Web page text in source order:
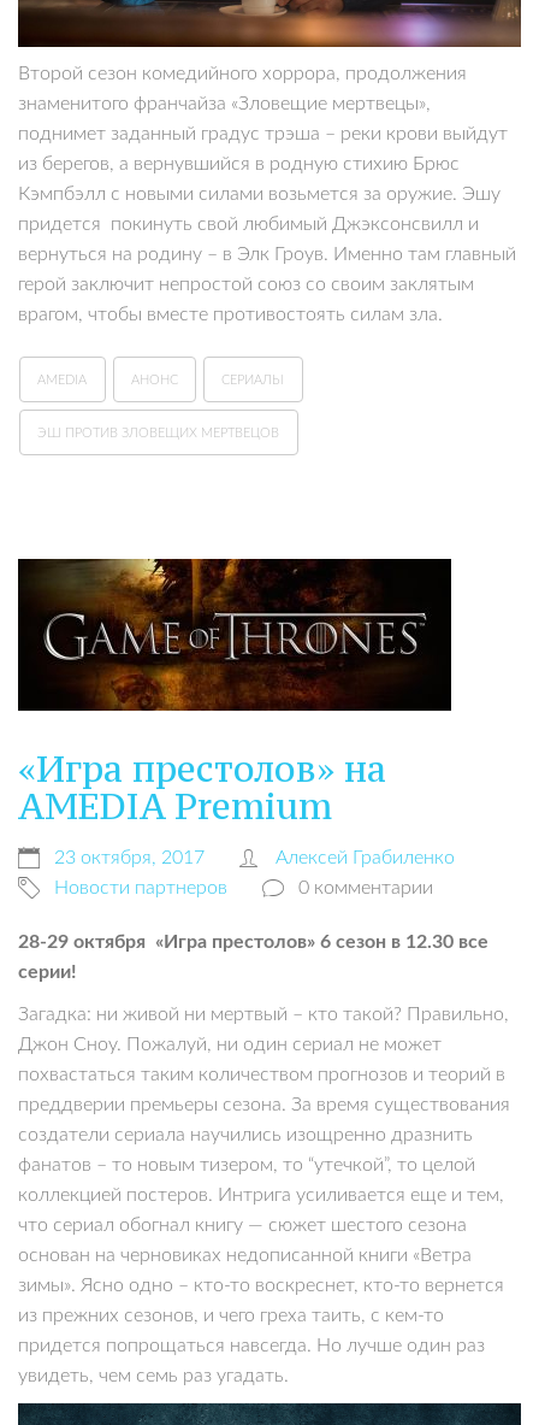
Второй сезон комедийного хоррора, продолжения
знаменитого франчайза «Зловещие мертвецы»,
поднимет заданный градус трэша – реки крови выйдут
из берегов, а вернувшийся в родную стихию Брюс
Кэмпбэлл с новыми силами возьмется за оружие. Эшу
придется покинуть свой любимый Джэксонсвилл и
вернуться на родину – в Элк Гроув. Именно там главный
герой заключит непростой союз со своим заклятым
врагом, чтобы вместе противостоять силам зла.
AMEDIA АНОНС СЕРИАЛЫ
ЭШ ПРОТИВ ЗЛОВЕЩИХ МЕРТВЕЦОВ
«Игра престолов» на
AMEDIA Premium
23 октября, 2017
Алексей Грабиленко
Новости партнеров
0 комментарии
28-29 октября «Игра престолов» 6 сезон в 12.30 все
серии!
Загадка: ни живой ни мертвый – кто такой? Правильно,
Джон Сноу. Пожалуй, ни один сериал не может
похвастаться таким количеством прогнозов и теорий в
преддверии премьеры сезона. За время существования
создатели сериала научились изощренно дразнить
фанатов – то новым тизером, то “утечкой”, то целой
коллекцией постеров. Интрига усиливается еще и тем,
что сериал обогнал книгу — сюжет шестого сезона
основан на черновиках недописанной книги «Ветра
зимы». Ясно одно – кто-то воскреснет, кто-то вернется
из прежних сезонов, и чего греха таить, с кем-то
придется попрощаться навсегда. Но лучше один раз
увидеть, чем семь раз угадать.